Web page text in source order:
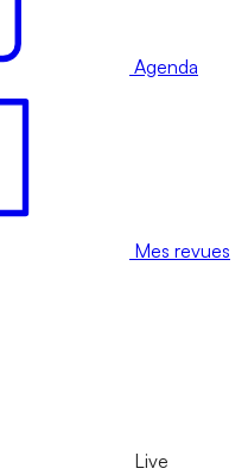
Agenda
Mes revues
Live